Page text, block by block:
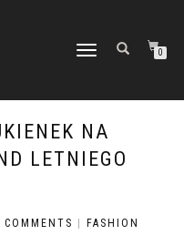
TOGGLE
0
NA
LETNIEGO
COMMENTS
FASHION